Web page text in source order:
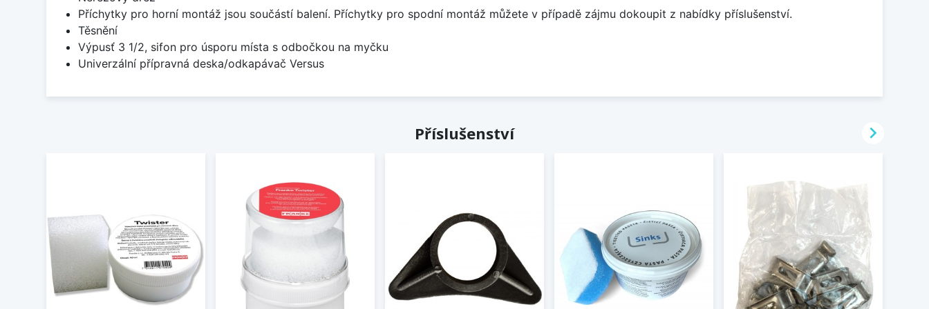
Příchytky pro horní montáž jsou součástí balení. Příchytky pro spodní montáž můžete v případě zájmu dokoupit z nabídky příslušenství.
Těsnění
Výpusť 3 1/2, sifon pro úsporu místa s odbočkou na myčku
Univerzální přípravná deska/odkapávač Versus
Příslušenství 